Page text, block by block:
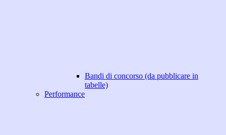
Bandi di concorso (da pubblicare in
tabelle)
Performance